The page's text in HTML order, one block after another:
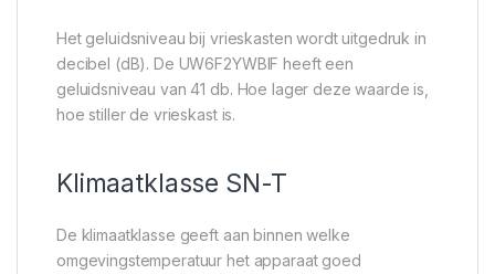
Het geluidsniveau bij vrieskasten wordt uitgedruk in
decibel (dB). De UW6F2YWBIF heeft een
geluidsniveau van 41 db. Hoe lager deze waarde is,
hoe stiller de vrieskast is.
Klimaatklasse SN-T
De klimaatklasse geeft aan binnen welke
omgevingstemperatuur het apparaat goed